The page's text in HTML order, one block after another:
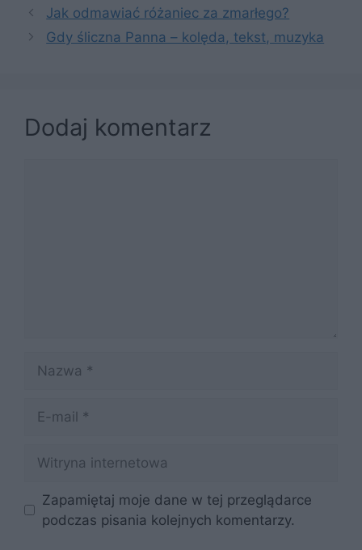
Jak odmawiać różaniec za zmarłego?
Gdy śliczna Panna – kolęda, tekst, muzyka
Dodaj komentarz
mail
internetowa
Zapamiętaj moje dane w tej przeglądarce
podczas pisania kolejnych komentarzy.